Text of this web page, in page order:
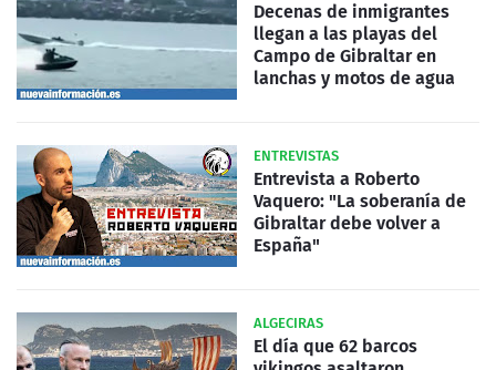
Decenas de inmigrantes
llegan a las playas del
Campo de Gibraltar en
lanchas y motos de agua
ENTREVISTAS
Entrevista a Roberto
Vaquero: "La soberanía de
Gibraltar debe volver a
España"
ALGECIRAS
El día que 62 barcos